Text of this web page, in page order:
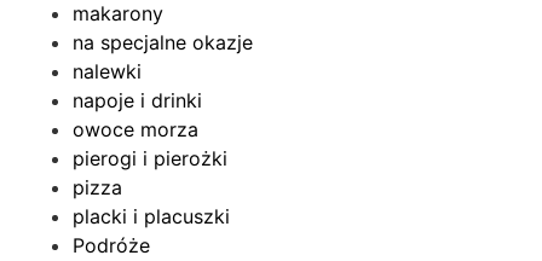
makarony
na specjalne okazje
nalewki
napoje i drinki
owoce morza
pierogi i pierożki
pizza
placki i placuszki
Podróże